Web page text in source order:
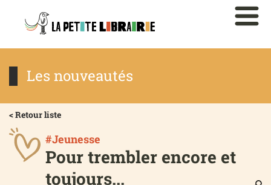
Les nouveautés
< Retour liste
#Jeunesse
Pour trembler encore et
toujours...